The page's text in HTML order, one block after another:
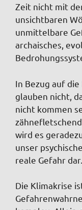
Zeit nicht mit
unsichtbaren
unmittelbare
archaisches,
In Bezug auf
glauben nicht,
nicht kommen
wird es
unser
reale Gefahr dar.
Die Klimakrise